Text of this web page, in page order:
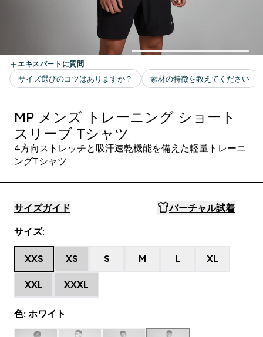
MP メンズ トレーニング ショート
スリーブ Tシャツ
4方向ストレッチと吸汗速乾機能を備えた軽量トレーニ
ングTシャツ
サイズガイド バーチャル試着
サイズ:
XXS XS S M L XL
XXL XXXL
色: ホワイト